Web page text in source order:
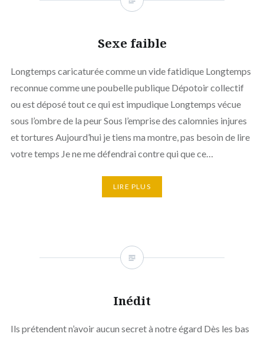
Sexe faible
Longtemps caricaturée comme un vide fatidique Longtemps
reconnue comme une poubelle publique Dépotoir collectif
ou est déposé tout ce qui est impudique Longtemps vécue
sous l’ombre de la peur Sous l’emprise des calomnies injures
et tortures Aujourd’hui je tiens ma montre, pas besoin de lire
votre temps Je ne me défendrai contre qui que ce…
LIRE PLUS
Inédit
Ils prétendent n’avoir aucun secret à notre égard Dès les bas